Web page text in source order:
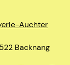
Auchter
Backnang